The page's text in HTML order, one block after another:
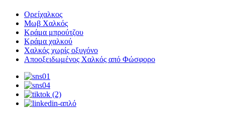
Ορείχαλκος
Μωβ Χαλκός
Κράμα μπρούτζου
Κράμα χαλκού
Χαλκός χωρίς οξυγόνο
Αποοξειδωμένος Χαλκός από Φώσφορο